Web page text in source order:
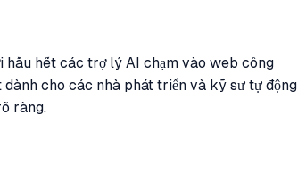
hầu hết các trợ lý AI chạm vào web công
cho các nhà phát triển và kỹ sư tự động
ràng.